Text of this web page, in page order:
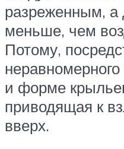
разреженным, а
меньше, чем
Потому,
и форме
приводящая к
вверх.